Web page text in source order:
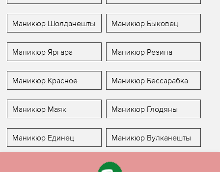
Маникюр Шолданешты Маникюр Быковец
Маникюр Яргара Маникюр Резина
Маникюр Красное Маникюр Бессарабка
Маникюр Маяк Маникюр Глодяны
Маникюр Единец Маникюр Вулканешты